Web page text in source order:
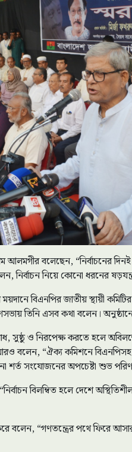
আলমগীর বলেছেন, “নির্বাচনের
নির্বাচন নিয়ে কোনো ধরনের
বিএনপির জাতীয় স্থায়ী
তিনি এসব কথা বলেন।
সুষ্ঠু ও নিরপেক্ষ করতে হলে
আরও বলেন, “ঐক্য কমিশনে
শর্ত সংযোজনের অপচেষ্টা শুভ
বিলম্বিত হলে দেশে
বলেন, “গণতন্ত্রের পথে ফিরে